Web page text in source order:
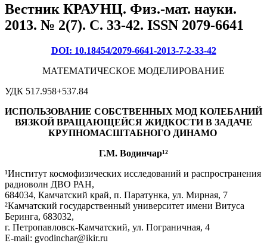
Вестник КРАУНЦ. Физ.-мат. науки.
2013. № 2(7). C. 33-42. ISSN 2079-6641
DOI: 10.18454/2079-6641-2013-7-2-33-42
МАТЕМАТИЧЕСКОЕ МОДЕЛИРОВАНИЕ
УДК 517.958+537.84
ИСПОЛЬЗОВАНИЕ СОБСТВЕННЫХ МОД КОЛЕБАНИЙ
ВЯЗКОЙВРАЩАЮЩЕЙСЯ ЖИДКОСТИ В ЗАДАЧЕ
КРУПНОМАСШТАБНОГО ДИНАМО
Г.М. Водинчар¹²
¹Институт космофизических исследований и распространения
радиоволн ДВО РАН,
684034, Камчатский край, п. Паратунка, ул. Мирная, 7
²Камчатский государственный университет имени Витуса
Беринга, 683032,
г. Петропавловск-Камчатский, ул. Пограничная, 4
E-mail: gvodinchar@ikir.ru